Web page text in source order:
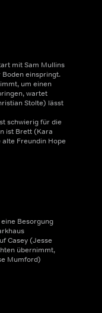
mit Sam Mullins
einspringt.
um einen
wartet
Stolte) lässt
schwierig für die
ist Brett (Kara
Freundin Hope
Besorgung
Casey (Jesse
übernimmt,
Mumford)